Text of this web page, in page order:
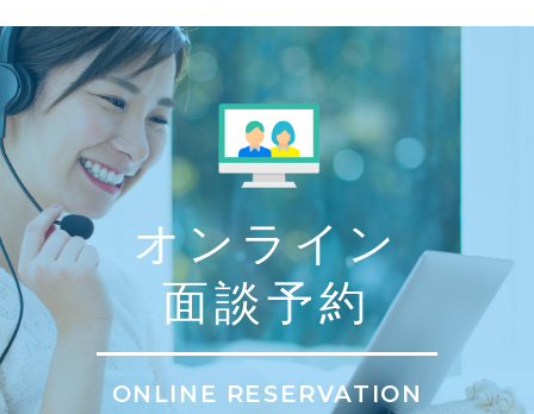
オンライン
面談予約
ONLINE RESERVATION